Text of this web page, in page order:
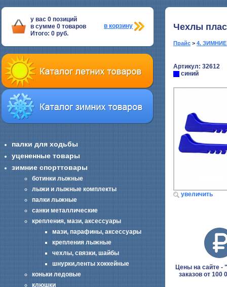
у вас 0 позиций
в сумме 0 товаров
Итого: 0 руб.
в корзину
палки для ходьбы
уцененные товары
зимние спорттовары
ботинки лыжные
лыжи и лыжные комплекты
палки лыжные
санки металлические
крепления, мази, аксессуары
мази, парафины, аксессуары
крепления лыжные
чехлы, связки, шайбы
шнурки,ленты хоккейные
коньки ледовые
клюшки
Чехлы
Прайс > 4.
Артикул: 32612
синий
увеличить
Цены на сайте -
заказов от 100